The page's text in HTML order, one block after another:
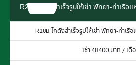
R28B โกดังสำเร็จรูปให้เช่า พัทยา-ท่าเรื
R28B โกดังสำเร็จรูปให้เช่า พัทยา-ท่าเ
เช่า48400 บาท / เดื